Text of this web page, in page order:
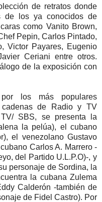
de retratos donde
de los ya conocidos de
como Vanito Brown,
Pepin, Carlos Pintado,
Victor Payares, Eugenio
Ceriani entre otros.
de la exposición con
los más populares
cadenas de Radio y TV
SBS, se presenta la
la pelúa), el cubano
el venezolano Gustavo
Carlos A. Marrero -
del Partido U.L.P.O)-, y
personaje de Sordina, la
la cubana Zulema
Calderón -también de
de Fidel Castro). Por